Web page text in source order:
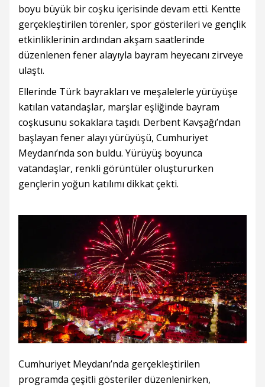
boyu büyük bir coşku içerisinde devam etti. Kentte
gerçekleştirilen törenler, spor gösterileri ve gençlik
etkinliklerinin ardından akşam saatlerinde
düzenlenen fener alayıyla bayram heyecanı zirveye
ulaştı.
Ellerinde Türk bayrakları ve meşalelerle yürüyüşe
katılan vatandaşlar, marşlar eşliğinde bayram
coşkusunu sokaklara taşıdı. Derbent Kavşağı’ndan
başlayan fener alayı yürüyüşü, Cumhuriyet
Meydanı’nda son buldu. Yürüyüş boyunca
vatandaşlar, renkli görüntüler oluştururken
gençlerin yoğun katılımı dikkat çekti.
Cumhuriyet Meydanı’nda gerçekleştirilen
programda çeşitli gösteriler düzenlenirken,